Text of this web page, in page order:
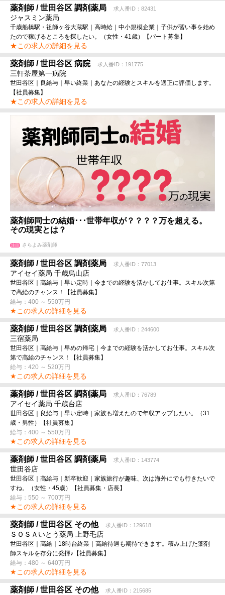
薬剤師 / 世田谷区 調剤薬局 求人番ID：82431
ジャスミン薬局
千歳船橋駅・祖師ヶ谷大蔵駅｜高時給｜中小規模企業｜子供が習い事を始め
たので稼げるところを探したい。（女性・41歳）【パート募集】
★この求人の詳細を見る
薬剤師 / 世田谷区 病院 求人番ID：191775
三軒茶屋第一病院
世田谷区｜良給与｜早い終業｜あなたの経験とスキルを適正に評価します。
【社員募集】
★この求人の詳細を見る
薬剤師同士の結婚･･･世帯年収が？？？？万を超える。
その現実とは？
注目 さらよみ薬剤師
薬剤師 / 世田谷区 調剤薬局 求人番ID：77013
アイセイ薬局 千歳烏山店
世田谷区｜高給与｜早い定時｜今までの経験を活かしてお仕事。スキル次第
で高給のチャンス！【社員募集】
給与：400 ～ 550万円
★この求人の詳細を見る
薬剤師 / 世田谷区 調剤薬局 求人番ID：244600
三宿薬局
世田谷区｜高給与｜早めの帰宅｜今までの経験を活かしてお仕事。スキル次
第で高給のチャンス！【社員募集】
給与：420 ～ 520万円
★この求人の詳細を見る
薬剤師 / 世田谷区 調剤薬局 求人番ID：76789
アイセイ薬局 千歳台店
世田谷区｜良給与｜早い定時｜家族も増えたので年収アップしたい。（31
歳・男性）【社員募集】
給与：400 ～ 550万円
★この求人の詳細を見る
薬剤師 / 世田谷区 調剤薬局 求人番ID：143774
世田谷店
世田谷区｜高給与｜新卒歓迎｜家族旅行が趣味、次は海外にでも行きたいで
すね。（女性・45歳）【社員募集・店長】
給与：550 ～ 700万円
★この求人の詳細を見る
薬剤師 / 世田谷区 その他 求人番ID：129618
ＳＯＳＡいとう薬局 上野毛店
世田谷区｜高給｜18時台終業｜高給待遇も期待できます。積み上げた薬剤
師スキルを存分に発揮♪【社員募集】
給与：480 ～ 640万円
★この求人の詳細を見る
薬剤師 / 世田谷区 その他 求人番ID：215685